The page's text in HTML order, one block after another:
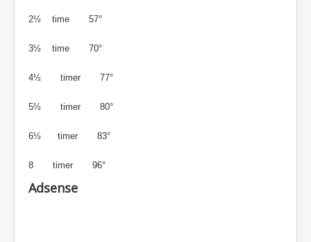
2½ time 57°
3½ time 70°
4½ timer 77°
5½ timer 80°
6½ timer 83°
8 timer 96°
Adsense